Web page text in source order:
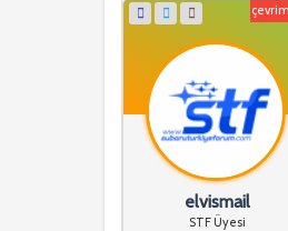
elvismail
STF Üyesi